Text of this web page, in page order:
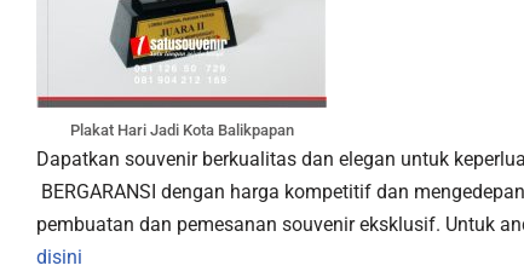
Plakat Hari Jadi Kota Balikpapan
Dapatkan souvenir berkualitas dan elegan untuk
BERGARANSI dengan harga kompetitif dan
pembuatan dan pemesanan souvenir eksklusif. Untuk
disini